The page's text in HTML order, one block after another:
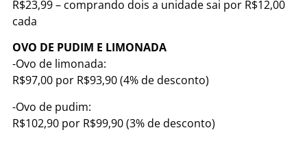
R$23,99 – comprando dois a unidade sai por R$12,00
cada
OVO DE PUDIM E LIMONADA
-Ovo de limonada:
R$97,00 por R$93,90 (4% de desconto)
-Ovo de pudim:
R$102,90 por R$99,90 (3% de desconto)